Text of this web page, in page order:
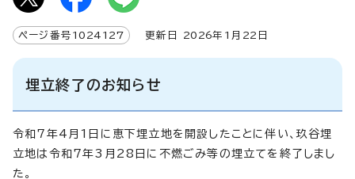
ページ番号 1024127 更新日 2026年1月 22 日
埋立終了のお知らせ
令和7年4月1日に恵下埋立地を開設したことに伴い、玖谷埋
立地は令和7年3月28日に不燃ごみ等の埋立てを終了しまし
た。